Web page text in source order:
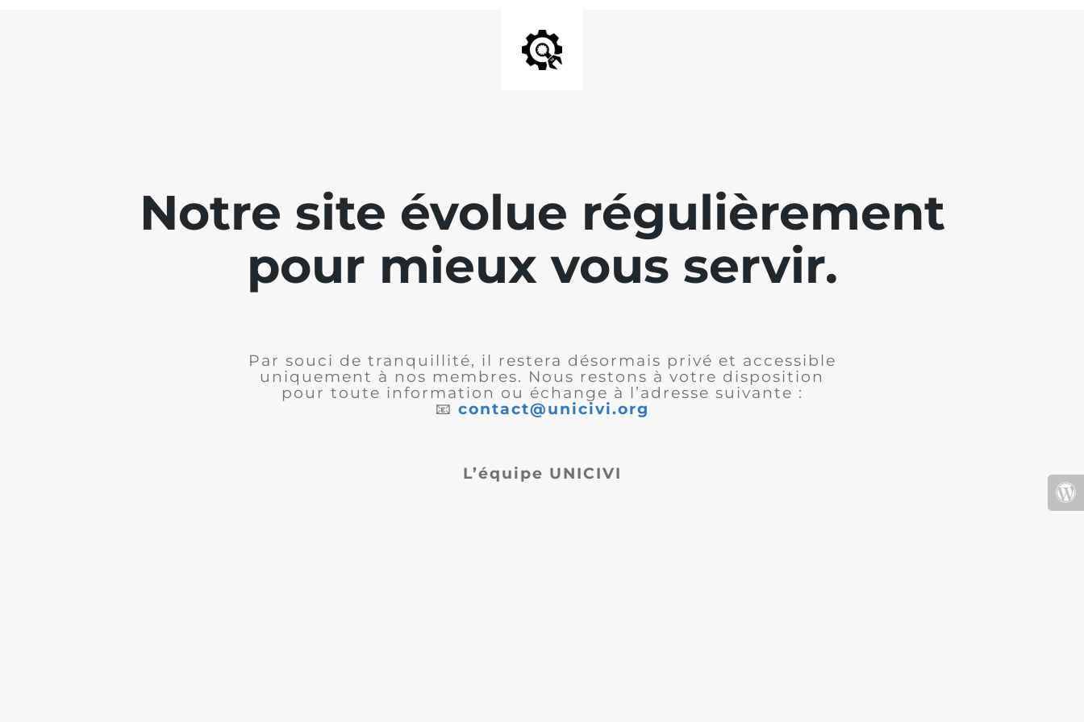
Notre site évolue régulièrement
pour mieux vous servir.
Par souci de tranquillité, il restera désormais privé et accessible
uniquement à nos membres. Nous restons à votre disposition
pour toute information ou échange à l’adresse suivante :
📧 contact@unicivi.org
L’équipe UNICIVI